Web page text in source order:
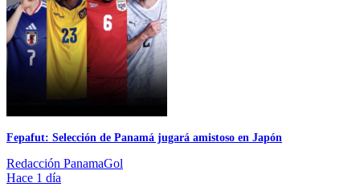
Fepafut: Selección de Panamá jugará amistoso en Japón
Redacción PanamaGol
Hace 1 día